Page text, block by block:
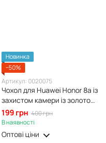
Новинка
−50%
Артикул: 0020075
Чохол для Huawei Honor 8a із
захистом камери із золотою
окантовкою на хуавей хонор
8a пудровий gs1
199 грн 400 грн
В наявності
Оптові ціни